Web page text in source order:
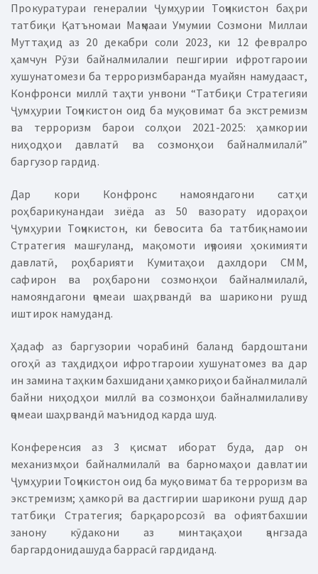
Прокуратураи генералии Ҷумҳурии Тоҷикистон баҳри
татбиқи Қатъномаи Маҷмааи Умумии Созмони Миллаи
Муттаҳид аз 20 декабри соли 2023, ки 12 февралро
ҳамчун Рӯзи байналмилалии пешгирии ифротгароии
хушунатомези ба терроризмбаранда муайян намудааст,
Конфронси миллӣ таҳти унвони “Татбиқи Стратегияи
Ҷумҳурии Тоҷикистон оид ба муқовимат ба экстремизм
ва терроризм барои солҳои 2021-2025: ҳамкории
ниҳодҳои давлатӣ ва созмонҳои байналмилалӣ”
баргузор гардид.
Дар кори Конфронс намояндагони сатҳи
роҳбарикунандаи зиёда аз 50 вазорату идораҳои
Ҷумҳурии Тоҷикистон, ки бевосита ба татбиқнамоии
Стратегия машғуланд, мақомоти иҷроияи ҳокимияти
давлатӣ, роҳбарияти Кумитаҳои дахлдори СММ,
сафирон ва роҳбарони созмонҳои байналмилалӣ,
намояндагони ҷомеаи шаҳрвандӣ ва шарикони рушд
иштирок намуданд.
Ҳадаф аз баргузории чорабинӣ баланд бардоштани
огоҳӣ аз таҳдидҳои ифротгароии хушунатомез ва дар
ин замина таҳким бахшидани ҳамкориҳои байналмилалӣ
байни ниҳодҳои миллӣ ва созмонҳои байналмилаливу
ҷомеаи шаҳрвандӣ маънидод карда шуд.
Конференсия аз 3 қисмат иборат буда, дар он
механизмҳои байналмилалӣ ва барномаҳои давлатии
Ҷумҳурии Тоҷикистон оид ба муқовимат ба терроризм ва
экстремизм; ҳамкорӣ ва дастгирии шарикони рушд дар
татбиқи Стратегия; барқарорсозӣ ва офиятбахшии
занону кӯдакони аз минтақаҳои ҷангзада
баргардонидашуда баррасӣ гардиданд.